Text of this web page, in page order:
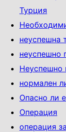
Турция
неуспешна
неуспешно
Неуспешно
нормален
Опасно ли
Операция
операция